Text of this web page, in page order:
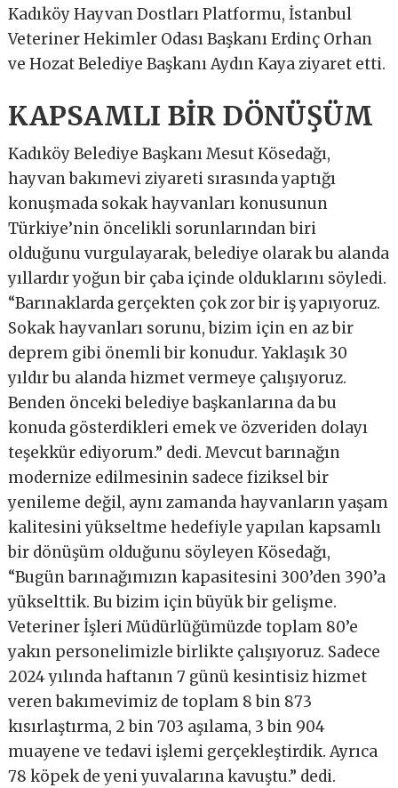
Kadıköy Hayvan Dostları Platformu, İstanbul
Veteriner Hekimler Odası Başkanı Erdinç Orhan
ve Hozat Belediye Başkanı Aydın Kaya ziyaret etti.
KAPSAMLI BİR DÖNÜŞÜM
Kadıköy Belediye Başkanı Mesut Kösedağı,
hayvan bakımevi ziyareti sırasında yaptığı
konuşmada sokak hayvanları konusunun
Türkiye’nin öncelikli sorunlarından biri
olduğunu vurgulayarak, belediye olarak bu alanda
yıllardır yoğun bir çaba içinde olduklarını söyledi.
“Barınaklarda gerçekten çok zor bir iş yapıyoruz.
Sokak hayvanları sorunu, bizim için en az bir
deprem gibi önemli bir konudur. Yaklaşık 30
yıldır bu alanda hizmet vermeye çalışıyoruz.
Benden önceki belediye başkanlarına da bu
konuda gösterdikleri emek ve özveriden dolayı
teşekkür ediyorum.” dedi. Mevcut barınağın
modernize edilmesinin sadece fiziksel bir
yenileme değil, aynı zamanda hayvanların yaşam
kalitesini yükseltme hedefiyle yapılan kapsamlı
bir dönüşüm olduğunu söyleyen Kösedağı,
“Bugün barınağımızın kapasitesini 300’den 390’a
yükselttik. Bu bizim için büyük bir gelişme.
Veteriner İşleri Müdürlüğümüzde toplam 80’e
yakın personelimizle birlikte çalışıyoruz. Sadece
2024 yılında haftanın 7 günü kesintisiz hizmet
veren bakımevimiz de toplam 8 bin 873
kısırlaştırma, 2 bin 703 aşılama, 3 bin 904
muayene ve tedavi işlemi gerçekleştirdik. Ayrıca
78 köpek de yeni yuvalarına kavuştu.” dedi.